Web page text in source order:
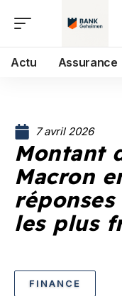
Actu Assurance
7 avril 2026
Montant
Macron
les plus
FINANCE